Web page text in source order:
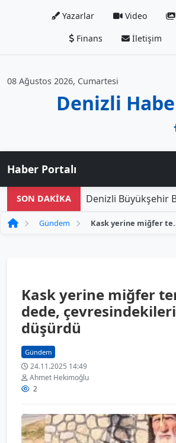
Yazarlar Video
Finans
İletişim
08 Ağustos 2026, Cumartesi
Denizli
Haber Portalı
SON DAKİKA Denizli Büyükşehir
Gündem Kask yerine miğfer
Kask yerine miğfer
dede,
düşürdü
Gündem
24.11.2025 14:49
Ahmet Hekimoğlu
2